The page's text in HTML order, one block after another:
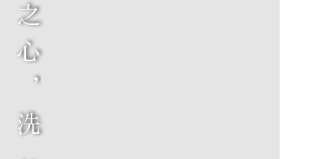
之
心
，
洗